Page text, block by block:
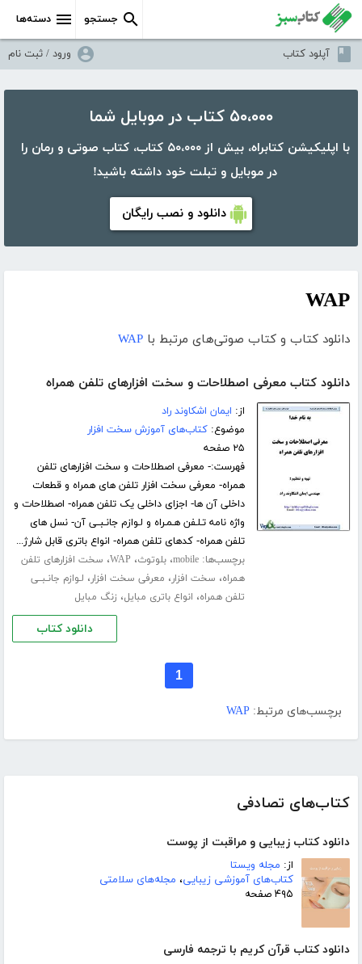
دسته‌ها جستجو
آپلود کتاب ورود / ثبت نام
۵۰،۰۰۰ کتاب در موبایل شما
با اپلیکیشن کتابراه، بیش از ۵۰،۰۰۰ کتاب، کتاب صوتی و رمان را
در موبایل و تبلت خود داشته باشید!
دانلود و نصب رایگان
کتاب‌های تصادفی
دانلود کتاب زیبایی و مراقبت از پوست
از: مجله ویستا
کتاب‌های آموزشی زیبایی، مجله‌های سلامتی
۴۹۵ صفحه
دانلود کتاب قرآن کریم با ترجمه فارسی
WAP
دانلود کتاب و کتاب صوتی‌های مرتبط با WAP
دانلود کتاب معرفی اصطلاحات و سخت افزارهای تلفن همراه
از: ایمان اشکاوند راد
موضوع:کتاب‌های آموزش سخت افزار
۲۵ صفحه
فهرست:- معرفی اصطلاحات و سخت افزارهای تلفن
همراه- معرفی سخت افزار تلفن های همراه و قطعات
داخلی آن ها- اجزای داخلی یک تلفن همراه- اصطلاحات و
واژه نامه تـلـفن هـمـراه و لـوازم جانـبــی آن- نسل های
تلفن همراه- کدهای تلفن همراه- انواع باتری قابل شارژ...
برچسب‌ها:mobile،بلوتوث، WAP، سخت افزارهای تلفن
همراه، سخت افزار، معرفی سخت افزار، لـوازم جانـبــی
تلفن همراه، انواع باتری مبایل، زنگ مبایل
دانلود کتاب
1
برچسب‌های مرتبط: WAP